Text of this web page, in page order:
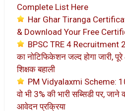
Complete List Here
Har Ghar Tiranga
& Download Your Free
BPSC TRE 4 Recruitment
का नोटिफिकेशन जल्द होगा जारी,
शिक्षक बहाली
PM Vidyalaxmi Scheme:
वो भी 3% की भारी सब्सिडी पर,
आवेदन प्रक्रिया